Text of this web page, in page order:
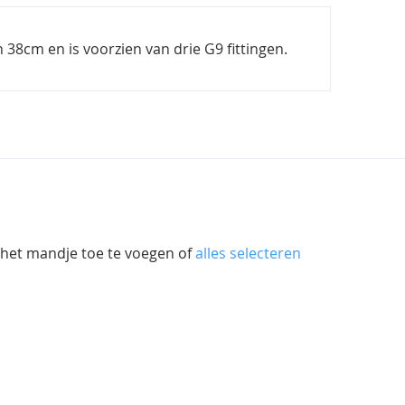
en is voorzien van drie G9 fittingen.
mandje toe te voegen ofalles selecteren